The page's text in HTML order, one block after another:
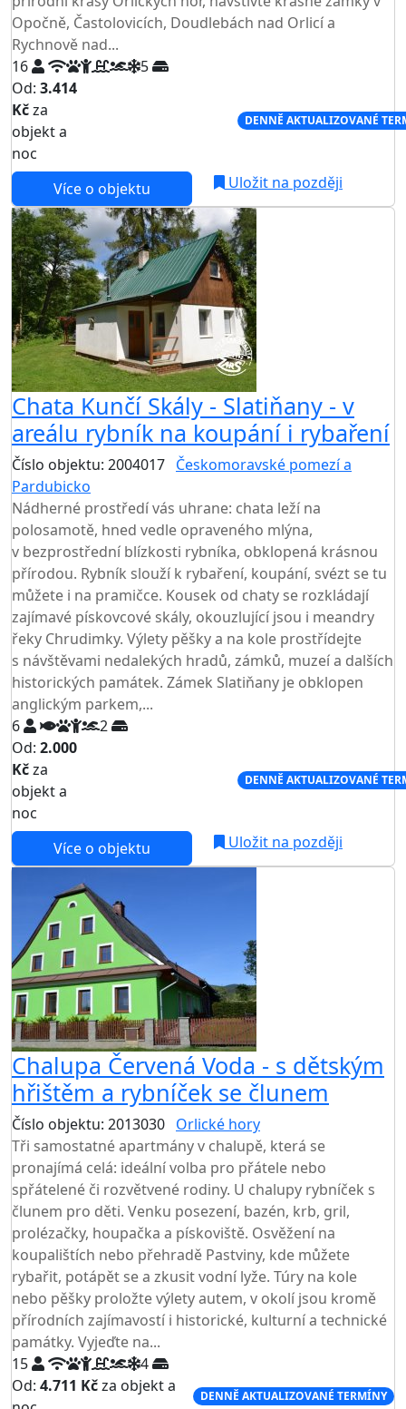
Opočně, Častolovicích, Doudlebách nad Orlicí a
Rychnově nad...
16
5
Od: 3.414
Kčza
objekt a
noc
DENNĚ AKTUALIZOVANÉ
Více o objektu Uložit na později
Chata Kunčí Skály - Slatiňany - v
areálu rybník na koupání i rybaření
Číslo objektu: 2004017 Českomoravské pomezí a
Pardubicko
Nádherné prostředí vás uhrane: chata leží na
polosamotě, hned vedle opraveného mlýna,
v bezprostřední blízkosti rybníka, obklopená krásnou
přírodou. Rybník slouží k rybaření, koupání, svézt se tu
můžete i na pramičce. Kousek od chaty se rozkládají
zajímavé pískovcové skály, okouzlující jsou i meandry
řeky Chrudimky. Výlety pěšky a na kole prostřídejte
s návštěvami nedalekých hradů, zámků, muzeí a dalších
historických památek. Zámek Slatiňany je obklopen
anglickým parkem,...
6
2
Od: 2.000
Kčza
objekt a
noc
DENNĚ AKTUALIZOVANÉ
Více o objektu Uložit na později
Chalupa Červená Voda - s dětským
hřištěm a rybníček se člunem
Číslo objektu: 2013030 Orlické hory
Tři samostatné apartmány v chalupě, která se
pronajímá celá: ideální volba pro přátele nebo
spřátelené či rozvětvené rodiny. U chalupy rybníček s
člunem pro děti. Venku posezení, bazén, krb, gril,
prolézačky, houpačka a pískoviště. Osvěžení na
koupalištích nebo přehradě Pastviny, kde můžete
rybařit, potápět se a zkusit vodní lyže. Túry na kole
nebo pěšky proložte výlety autem, v okolí jsou kromě
přírodních zajímavostí i historické, kulturní a technické
památky. Vyjeďte na...
15
4
Od: 4.711 Kčza objekt a
DENNĚ AKTUALIZOVANÉ TERMÍNY